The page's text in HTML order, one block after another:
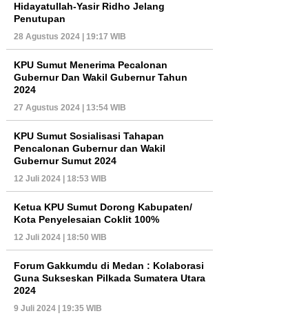
Hidayatullah-Yasir Ridho Jelang
Penutupan
28 Agustus 2024 | 19:17 WIB
KPU Sumut Menerima Pecalonan
Gubernur Dan Wakil Gubernur Tahun
2024
27 Agustus 2024 | 13:54 WIB
KPU Sumut Sosialisasi Tahapan
Pencalonan Gubernur dan Wakil
Gubernur Sumut 2024
12 Juli 2024 | 18:53 WIB
Ketua KPU Sumut Dorong Kabupaten/
Kota Penyelesaian Coklit 100%
12 Juli 2024 | 18:50 WIB
Forum Gakkumdu di Medan : Kolaborasi
Guna Sukseskan Pilkada Sumatera Utara
2024
9 Juli 2024 | 19:35 WIB